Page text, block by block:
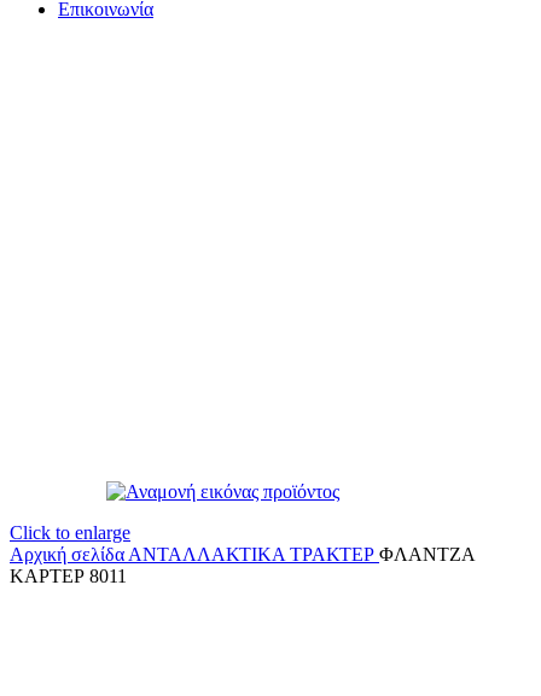
Επικοινωνία
Click to enlarge
Αρχική σελίδα ΑΝΤΑΛΛΑΚΤΙΚΑ ΤΡΑΚΤΕΡ ΦΛΑΝΤΖΑ
ΚΑΡΤΕΡ 8011